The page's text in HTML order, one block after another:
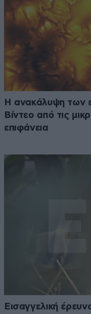
Η ανακάλυψη των
Βίντεο από τις
επιφάνεια
Εισαγγελική